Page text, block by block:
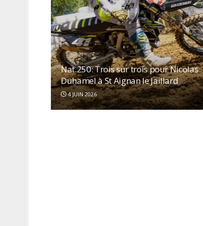
Nat.250: Trois sur trois pour Nicolas
Duhamel à St Aignan le Jaillard
4 JUIN 2026